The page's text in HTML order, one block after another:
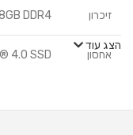
זיכרון DDR4
אחסון 4.0 SSD
הפעלה
הצג עוד